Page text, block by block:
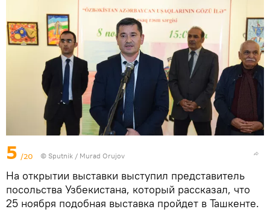
5 /20 © Sputnik / Murad Orujov
На открытии выставки выступил представитель
посольства Узбекистана, который рассказал, что
25 ноября подобная выставка пройдет в Ташкенте.